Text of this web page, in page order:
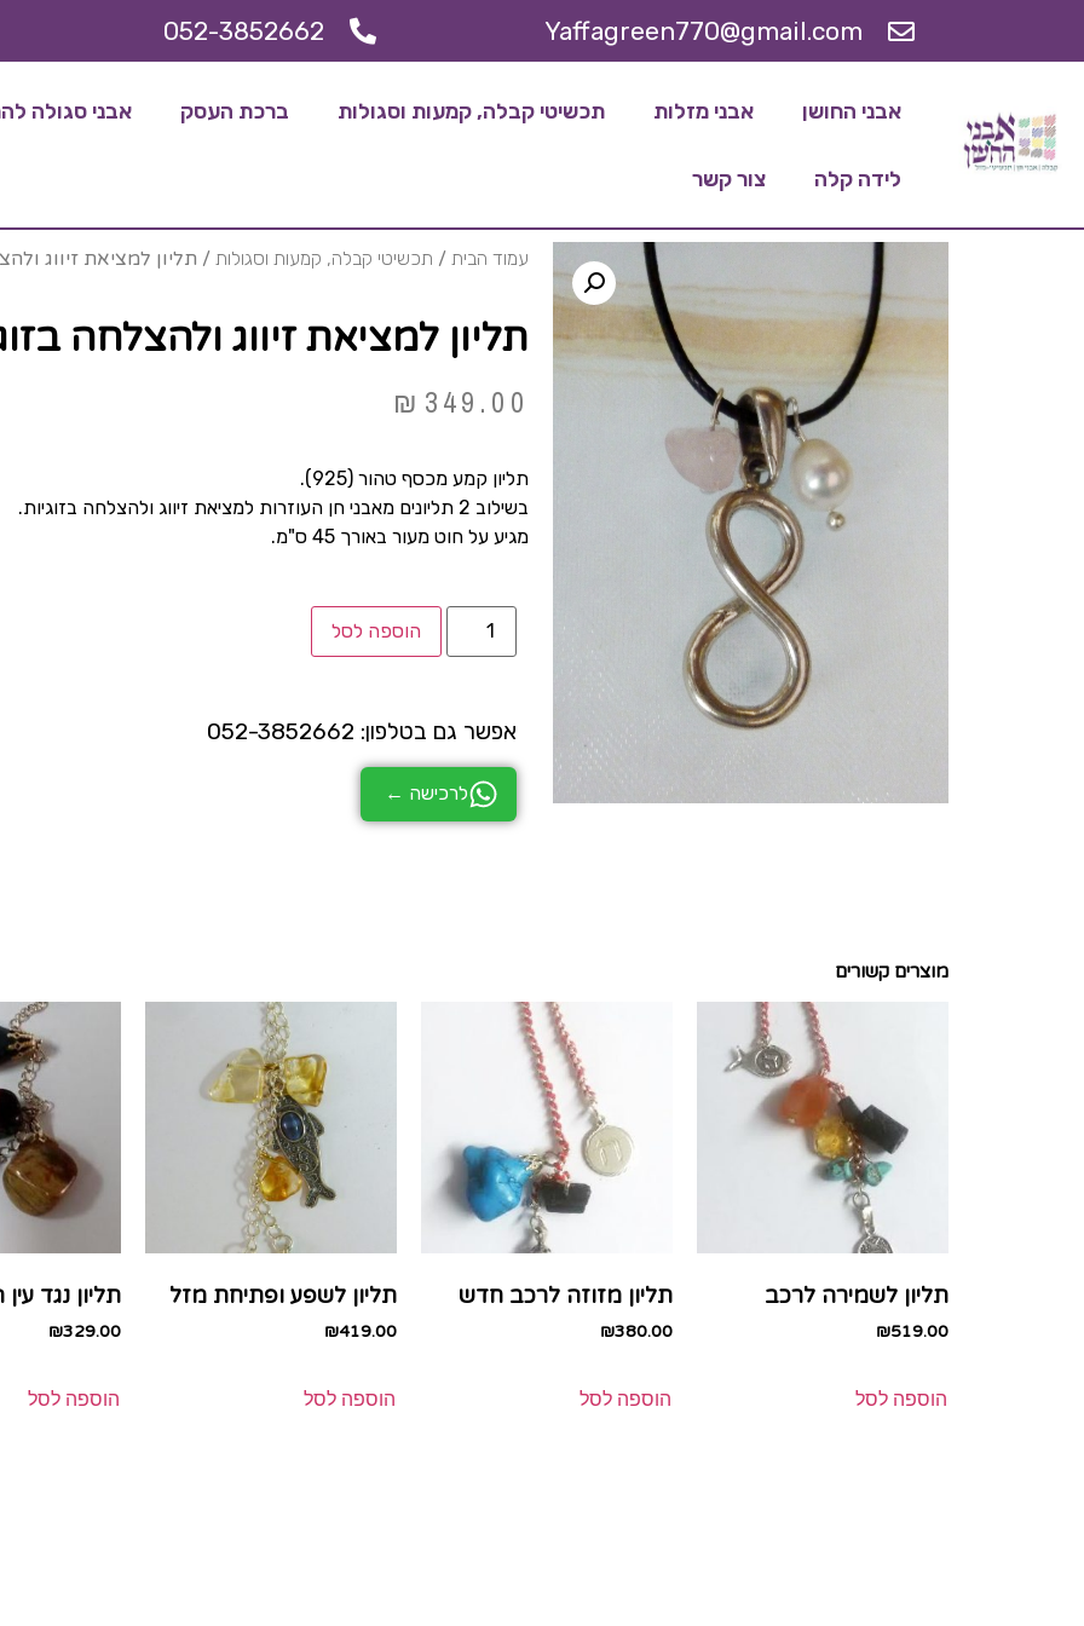
Yaffagreen770@gmail.com
052-3852662
אבני החושן אבני מזלות תכשיטי קבלה, קמעות וסגולות ברכת העסק אבני סגולה
לידה קלה צור קשר
עמוד הבית / תכשיטי קבלה, קמעות וסגולות / תליון למציאת זיווג
תליון למציאת זיווג ולהצלחה
₪ 349.00
תליון קמע מכסף טהור (925).
בשילוב 2 תליונים מאבני חן העוזרות למציאת זיווג ולהצלחה בזוגיות.
מגיע על חוט מעור באורך 45 ס"מ.
הוספה לסל
אפשר גם בטלפון: 052-3852662
לרכישה ←
מוצרים קשורים
תליון לשמירה לרכב
₪519.00
הוספה לסל
תליון מזוזה לרכב חדש
₪380.00
הוספה לסל
תליון לשפע ופתיחת מזל
₪419.00
הוספה לסל
תליון נגד
₪329.00
הוספה לסל